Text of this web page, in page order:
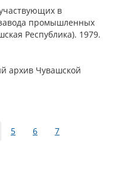
в
завода промышленных
Республика). 1979.
архив Чувашской
5 6 7